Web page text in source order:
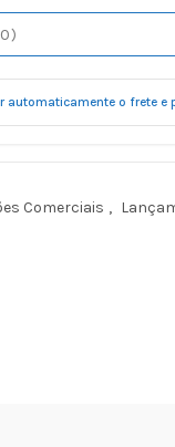
automaticamente o frete e
Comerciais ,